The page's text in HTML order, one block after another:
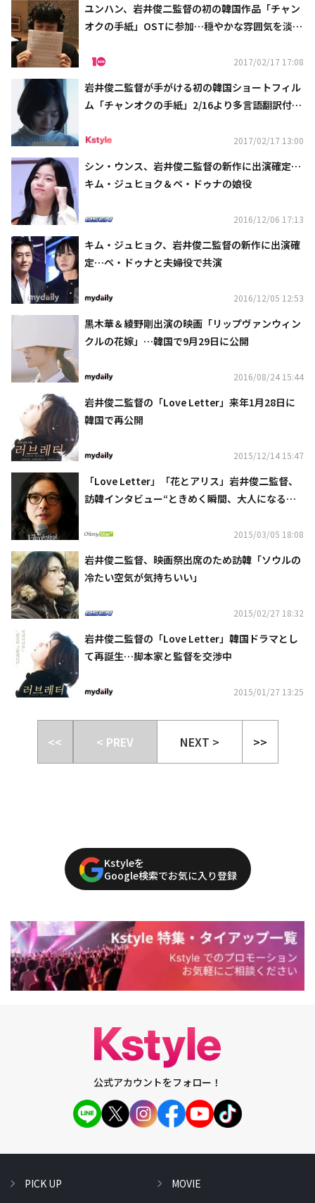
ユンハン、岩井俊二監督の初の韓国作品「チャン
オクの手紙」OSTに参加…穏やかな雰囲気を淡泊
2017/02/17 17:08
岩井俊二監督が手がける初の韓国ショートフィル
ム「チャンオクの手紙」2/16より多言語翻訳付き
2017/02/17 13:00
シン・ウンス、岩井俊二監督の新作に出演確定…
キム・ジュヒョク＆ペ・ドゥナの娘役
2016/12/06 17:13
キム・ジュヒョク、岩井俊二監督の新作に出演確
定…ペ・ドゥナと夫婦役で共演
2016/12/05 12:53
黒木華＆綾野剛出演の映画「リップヴァンウィン
クルの花嫁」…韓国で9月29日に公開
2016/08/24 15:44
岩井俊二監督の「Love Letter」来年1月28日に
韓国で再公開
2015/12/14 15:47
「Love Letter」「花とアリス」岩井俊二監督、
訪韓インタビュー“ときめく瞬間、大人になるに
2015/03/05 18:08
岩井俊二監督、映画祭出席のため訪韓「ソウルの
冷たい空気が気持ちいい」
2015/02/27 18:32
岩井俊二監督の「Love Letter」韓国ドラマとし
て再誕生…脚本家と監督を交渉中
2015/01/27 13:25
<< < PREV NEXT > >>
Kstyleを
Google検索でお気に入り登録
公式アカウントをフォロー！
PICK UP MOVIE